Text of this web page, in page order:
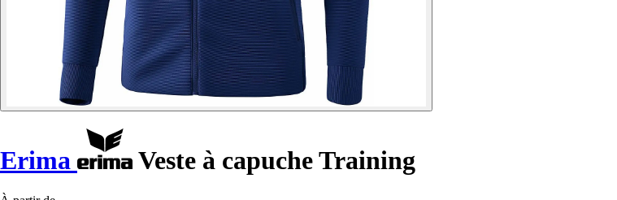
Erima Veste à capuche Training